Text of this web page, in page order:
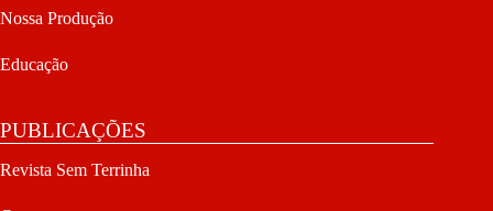
Nossa Produção
Educação
PUBLICAÇÕES
Revista Sem Terrinha